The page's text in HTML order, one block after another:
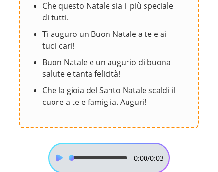
Che questo Natale sia il più speciale
di tutti.
Ti auguro un Buon Natale a te e ai
tuoi cari!
Buon Natale e un augurio di buona
salute e tanta felicità!
Che la gioia del Santo Natale scaldi il
cuore a te e famiglia. Auguri!
0:00/0:03